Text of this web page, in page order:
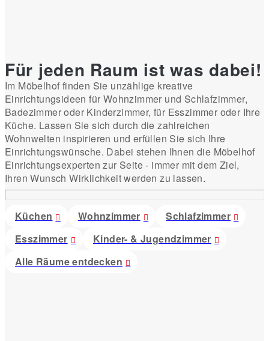
Für jeden Raum ist was dabei!
Im Möbelhof finden Sie unzählige kreative
Einrichtungsideen für Wohnzimmer und Schlafzimmer,
Badezimmer oder Kinderzimmer, für Esszimmer oder Ihre
Küche. Lassen Sie sich durch die zahlreichen
Wohnwelten inspirieren und erfüllen Sie sich Ihre
Einrichtungswünsche. Dabei stehen Ihnen die Möbelhof
Einrichtungsexperten zur Seite - immer mit dem Ziel,
Ihren Wunsch Wirklichkeit werden zu lassen.
Küchen Wohnzimmer
Schlafzimmer
Esszimmer
Kinder- & Jugendzimmer
Alle Räume entdecken